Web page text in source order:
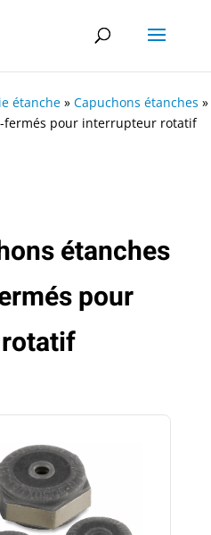
étanche » Capuchons étanches »
fermés pour interrupteur rotatif
étanches
pour